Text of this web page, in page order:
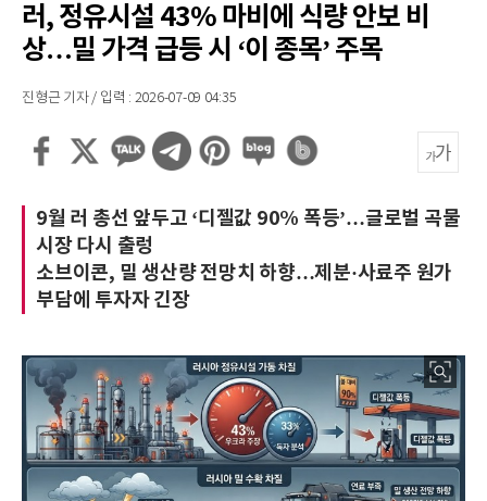
러, 정유시설 43% 마비에 식량 안보 비
상…밀 가격 급등 시 ‘이 종목’ 주목
진형근 기자 / 입력 : 2026-07-09 04:35
9월 러 총선 앞두고 ‘디젤값 90% 폭등’…글로벌 곡물
시장 다시 출렁
소브이콘, 밀 생산량 전망치 하향…제분·사료주 원가
부담에 투자자 긴장